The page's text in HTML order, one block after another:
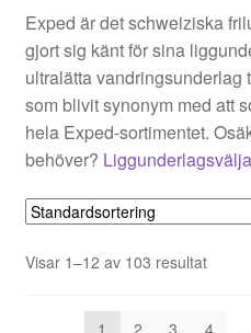
Butik
Varumärken
Väljare
Exped är det schweiziska
gjort sig känt för sina
ultralätta vandringsunderlag
som blivit synonym med att
hela Exped-sortimentet.
behöver?
Visar 1–12 av 103 resultat